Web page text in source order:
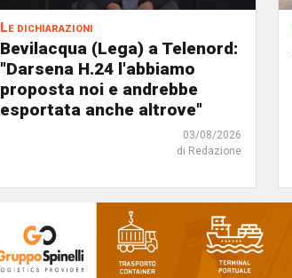
Le dichiarazioni
Bevilacqua (Lega) a Telenord:
"Darsena H.24 l'abbiamo
proposta noi e andrebbe
esportata anche altrove"
03/08/2026
di Redazione